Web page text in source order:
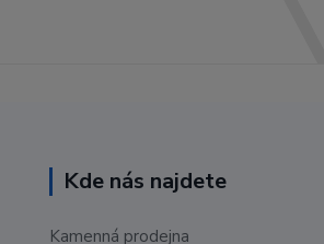
Kde nás najdete
Kamenná prodejna